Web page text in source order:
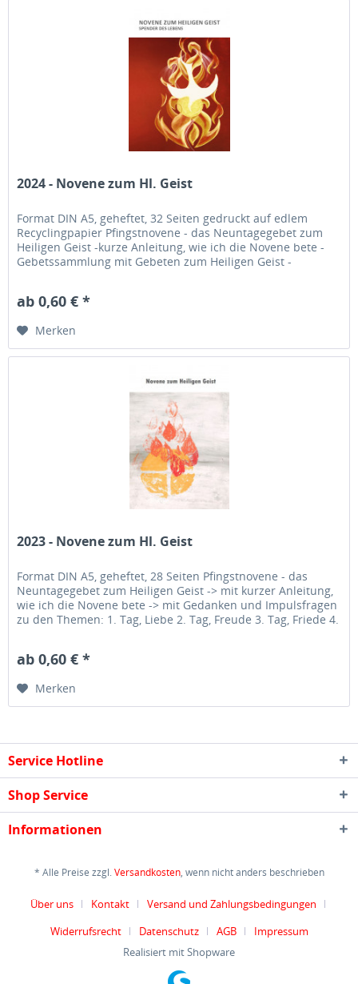
2024 - Novene zum Hl. Geist
Format DIN A5, geheftet, 32 Seiten gedruckt auf edlem
Recyclingpapier Pfingstnovene - das Neuntagegebet zum
Heiligen Geist -kurze Anleitung, wie ich die Novene bete -
Gebetssammlung mit Gebeten zum Heiligen Geist -
ab 0,60 € *
Merken
2023 - Novene zum Hl. Geist
Format DIN A5, geheftet, 28 Seiten Pfingstnovene - das
Neuntagegebet zum Heiligen Geist -> mit kurzer Anleitung,
wie ich die Novene bete -> mit Gedanken und Impulsfragen
zu den Themen: 1. Tag, Liebe 2. Tag, Freude 3. Tag, Friede 4.
ab 0,60 € *
Merken
Service Hotline
Shop Service
Informationen
* Alle Preise zzgl.Versandkosten, wenn nicht anders beschrieben
Über uns Kontakt
Versand und Zahlungsbedingungen
Widerrufsrecht
Datenschutz AGB
Impressum
Realisiert mit Shopware